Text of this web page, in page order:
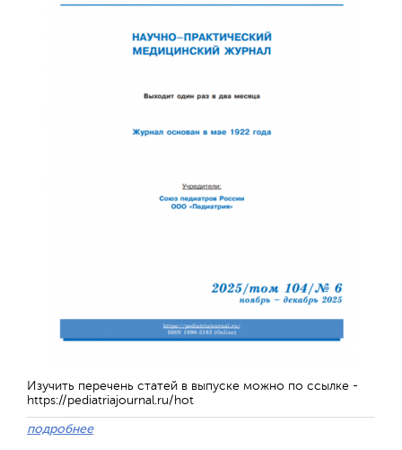
Изучить перечень статей в выпуске можно по ссылке -
https://pediatriajournal.ru/hot
подробнее